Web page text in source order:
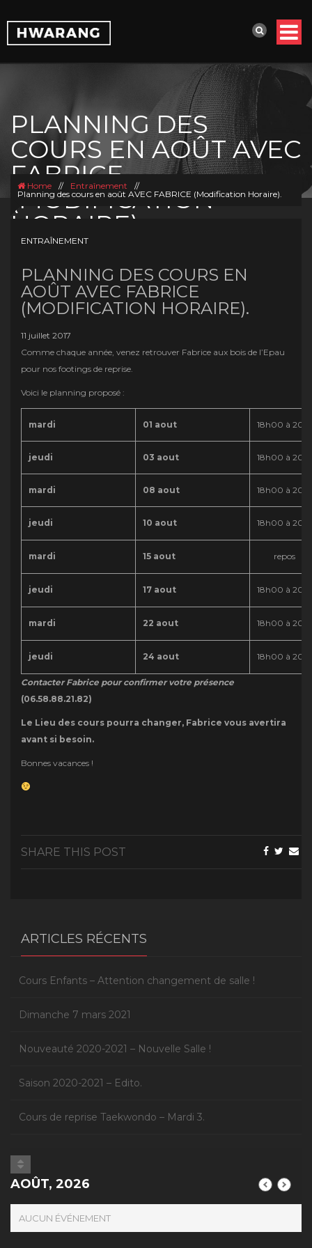
PLANNING DES
COURS EN AOÛT AVEC
FABRICE
(MODIFICATION
HORAIRE).
Home // Entraînement
//
Planning des cours en août AVEC FABRICE (Modification Horaire).
ENTRAÎNEMENT
PLANNING DES COURS EN
AOÛT AVEC FABRICE
(MODIFICATION HORAIRE).
11 juillet 2017
Comme chaque année, venez retrouver Fabrice aux bois de l’Epau
pour nos footings de reprise.
Voici le planning proposé :
mardi 01 aout 18h00 à
jeudi 03 aout 18h00 à
mardi 08 aout 18h00 à
jeudi 10 aout 18h00 à
mardi 15 aout repos
jeudi 17 aout 18h00 à
mardi 22 aout 18h00 à
jeudi 24 aout 18h00 à
Contacter Fabrice pour confirmer votre présence
(06.58.88.21.82)
Le Lieu des cours pourra changer, Fabrice vous avertira
avant si besoin.
Bonnes vacances !
SHARE THIS POST
ARTICLES RÉCENTS
Cours Enfants – Attention changement de salle !
Dimanche 7 mars 2021
Nouveauté 2020-2021 – Nouvelle Salle !
Saison 2020-2021 – Edito.
Cours de reprise Taekwondo – Mardi 3.
AOÛT, 2026
AUCUN ÉVÉNEMENT